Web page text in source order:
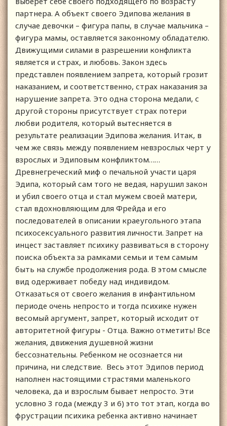
партнера. А объект своего Эдипова желания в
случае девочки – фигура папы, в случае мальчика –
фигура мамы, оставляется законному обладателю.
Движущими силами в разрешении конфликта
является и страх, и любовь. Закон здесь
представлен появлением запрета, который грозит
наказанием, и соответственно, страх наказания за
нарушение запрета. Это одна сторона медали, с
другой стороны присутствует страх потери
любви родителя, который вытесняется в
результате реализации Эдипова желания. Итак, в
чем же связь между появлением невзрослых черт у
взрослых и Эдиповым конфликтом……
Древнегреческий миф о печальной участи царя
Эдипа, который сам того не ведая, нарушил закон
и убил своего отца и стал мужем своей матери,
стал вдохновляющим для Фрейда и его
последователей в описании краеугольного этапа
психосексуального развития личности. Запрет на
инцест заставляет психику развиваться в сторону
поиска объекта за рамками семьи и тем самым
быть на службе продолжения рода. В этом смысле
вид одерживает победу над индивидом.
Отказаться от своего желания в инфантильном
периоде очень непросто и тогда психике нужен
весомый аргумент, запрет, который исходит от
авторитетной фигуры - Отца. Важно отметить! Все
желания, движения душевной жизни
бессознательны. Ребенком не осознается ни
причина, ни следствие. Весь этот Эдипов период
наполнен настоящими страстями маленького
человека, да и взрослым бывает непросто. Эти
условно 3 года (между 3 и 6) это тот этап, когда во
фрустрации психика ребенка активно начинает